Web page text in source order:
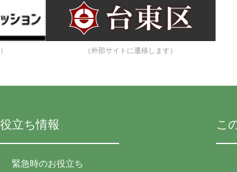
（外部サイトに遷移します）
立ち情報
緊急時のお役立ち
こ